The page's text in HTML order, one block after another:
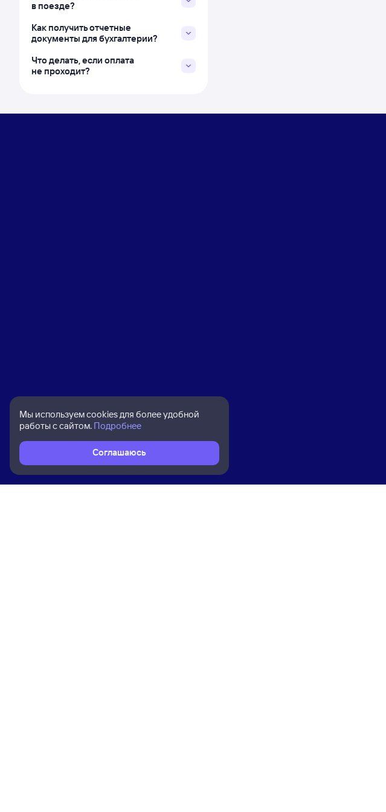
в поезде?
Как получить отчетные
документы для бухгалтерии?
Что делать, если оплата
не проходит?
Мы используем cookies для более удобной
работы с сайтом. Подробнее
Соглашаюсь